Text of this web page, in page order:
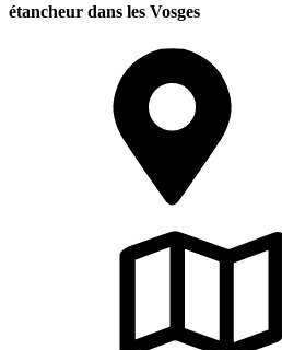
étancheur dans les Vosges